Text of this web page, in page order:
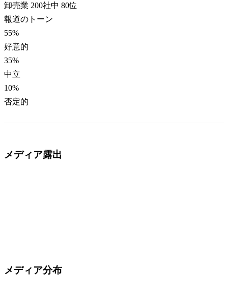
卸売業 200社中 80位
報道のトーン
55%
好意的
35%
中立
10%
否定的
メディア露出
メディア分布